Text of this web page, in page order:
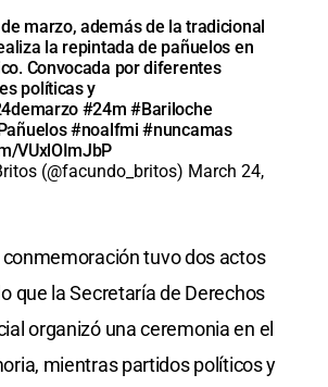
marzo, además de la tradicional
la repintada de pañuelos en
Convocada por diferentes
políticas y
#24m #Bariloche
#noalfmi #nuncamas
VUxlOImJbP
(@facundo_britos) March 24,
conmemoración tuvo dos actos
que la Secretaría de Derechos
organizó una ceremonia en el
mientras partidos políticos y